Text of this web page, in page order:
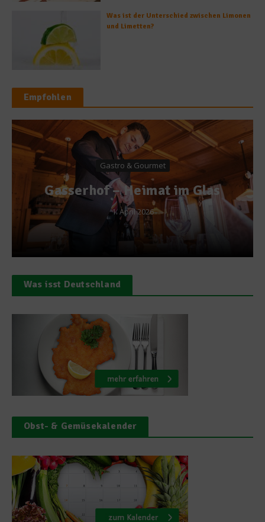
Was ist der Unterschied zwischen Limonen
und Limetten?
Empfohlen
Gastro & Gourmet
Gasserhof – Heimat im Glas
1. April 2026
Was isst Deutschland
Obst- & Gemüsekalender